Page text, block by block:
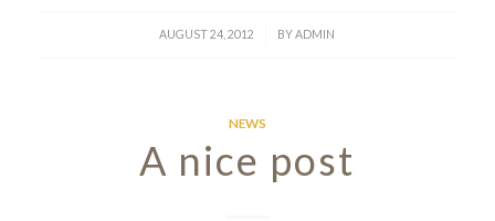
AUGUST 24, 2012
/ BYADMIN
NEWS
A nice post